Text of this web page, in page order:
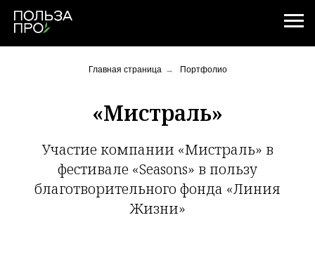
Главная страница → Портфолио
«Мистраль»
Участие компании «Мистраль» в
фестивале «Seasons» в пользу
благотворительного фонда «Линия
Жизни»